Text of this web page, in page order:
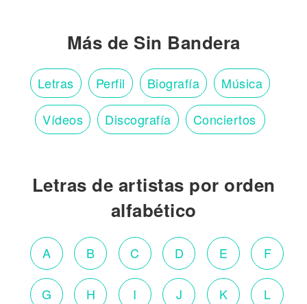
Más de Sin Bandera
Letras Perfil Biografía Música
Vídeos Discografía Conciertos
Letras de artistas por orden
alfabético
A B C D E F
G H I J K L